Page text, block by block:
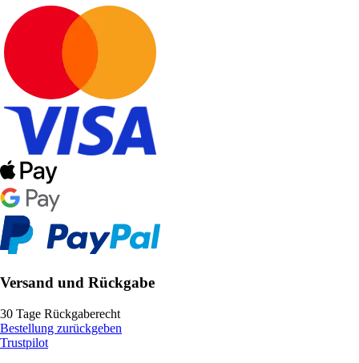
Versand und Rückgabe
30 Tage Rückgaberecht
Bestellung zurückgeben
Trustpilot